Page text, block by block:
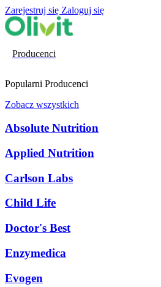
Zarejestruj się Zaloguj się
Producenci
Popularni Producenci
Zobacz wszystkich
Absolute Nutrition
Applied Nutrition
Carlson Labs
Child Life
Doctor's Best
Enzymedica
Evogen